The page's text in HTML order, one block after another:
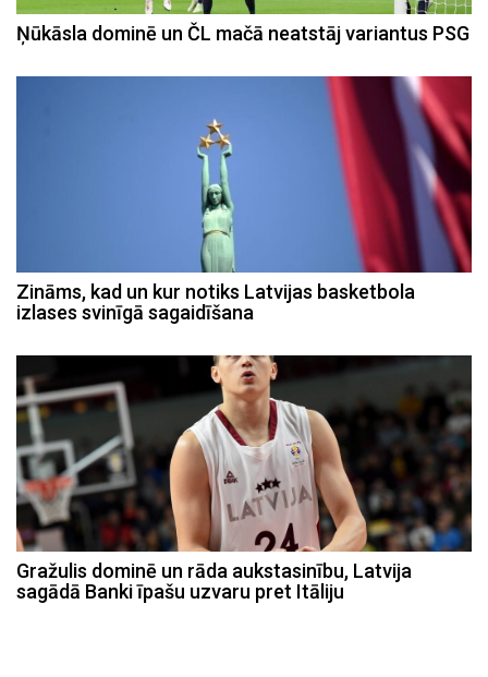
Ņūkāsla dominē un ČL mačā neatstāj variantus PSG
Zināms, kad un kur notiks Latvijas basketbola
izlases svinīgā sagaidīšana
Gražulis dominē un rāda aukstasinību, Latvija
sagādā Banki īpašu uzvaru pret Itāliju